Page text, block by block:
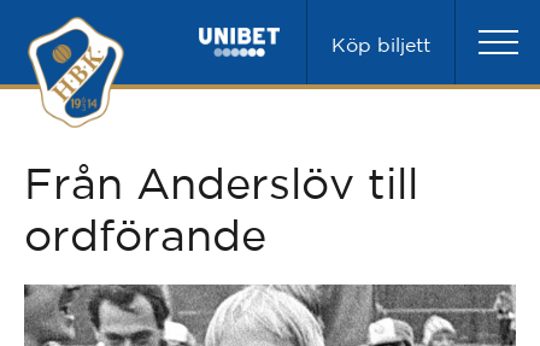
Köp biljett
Från Anderslöv till
ordförande